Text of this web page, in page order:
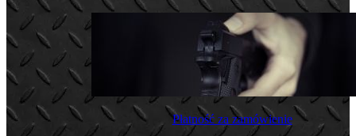
Płatność za zamówienie